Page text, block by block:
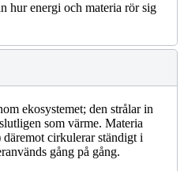
hur energi och materia rör sig
ekosystemet; den strålar in
som värme. Materia
cirkulerar ständigt i
gång på gång.